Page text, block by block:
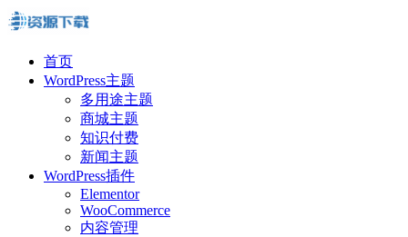
首页
WordPress主题
多用途主题
商城主题
知识付费
新闻主题
WordPress插件
Elementor
WooCommerce
内容管理